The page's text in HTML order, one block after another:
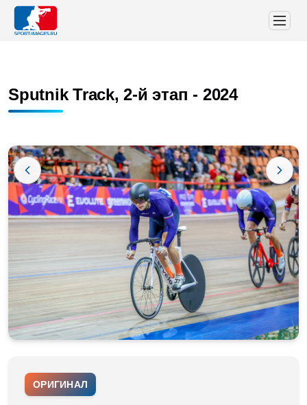
Sputnik Track, 2-й этап - 2024
ОРИГИНАЛ